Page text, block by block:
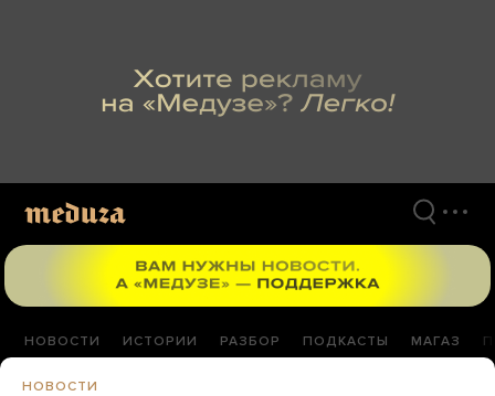
НОВОСТИ ИСТОРИИ РАЗБОР ПОДКАСТЫ МАГАЗ
НОВОСТИ